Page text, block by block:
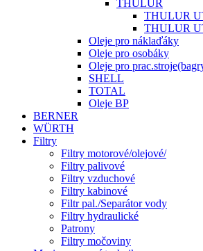
THULUR
THULUR
THULUR
Oleje pro náklaďáky
Oleje pro osobáky
Oleje pro
SHELL
TOTAL
Oleje BP
BERNER
WÜRTH
Filtry
Filtry motorové/olejové/
Filtry palivové
Filtry vzduchové
Filtry kabinové
Filtr pal./Separátor vody
Filtry hydraulické
Patrony
Filtry močoviny